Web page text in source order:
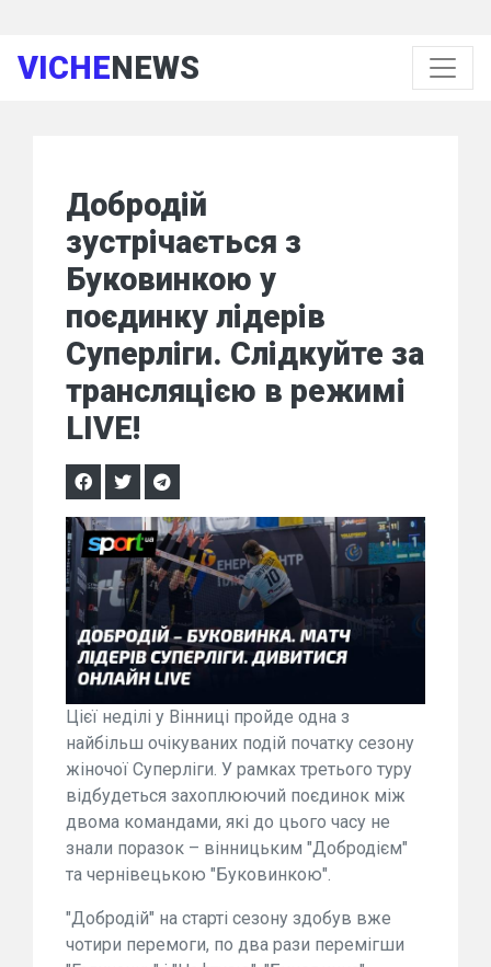
VICHENEWS
Добродій
зустрічається з
Буковинкою у
поєдинку лідерів
Суперліги. Слідкуйте за
трансляцією в режимі
LIVE!
Цієї неділі у Вінниці пройде одна з
найбільш очікуваних подій початку сезону
жіночої Суперліги. У рамках третього туру
відбудеться захоплюючий поєдинок між
двома командами, які до цього часу не
знали поразок – вінницьким "Добродієм"
та чернівецькою "Буковинкою".
"Добродій" на старті сезону здобув вже
чотири перемоги, по два рази перемігши